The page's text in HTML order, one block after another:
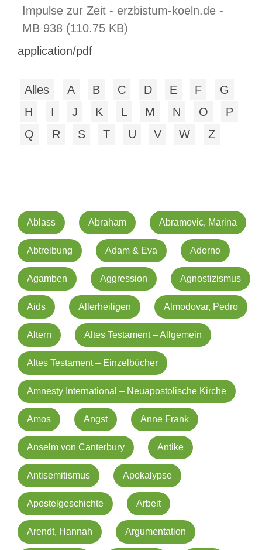
Impulse zur Zeit - erzbistum-koeln.de -
MB 938 (110.75 KB)
application/pdf
Alles A B C D E F
G
H
I J K L M N O
P
Q
R S T U V W Z
Ablass Abraham Abramovic, Marina
Abtreibung Adam & Eva Adorno
Agamben Aggression Agnostizismus
Aids Allerheiligen Almodovar, Pedro
Altern Altes Testament – Allgemein
Altes Testament – Einzelbücher
Amnesty International – Neuapostolische Kirche
Amos Angst Anne Frank
Anselm von Canterbury Antike
Antisemitismus Apokalypse
Apostelgeschichte Arbeit
Arendt, Hannah Argumentation